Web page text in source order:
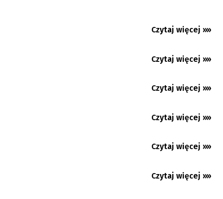
16.10.2022
Czytaj więcej »»
12.09.2022
Czytaj więcej »»
11.09.2022
Czytaj więcej »»
27.08.2022
Czytaj więcej »»
18.08.2022
Czytaj więcej »»
07.08.2022
Czytaj więcej »»